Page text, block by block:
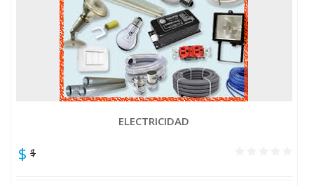
ELECTRICIDAD
$ $